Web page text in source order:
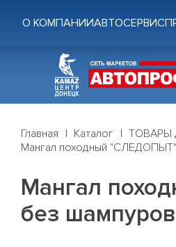
О КОМПАНИИАВТОСЕРВИС
Главная Каталог ТОВАРЫ
Мангал походный
Мангал
без шампуров